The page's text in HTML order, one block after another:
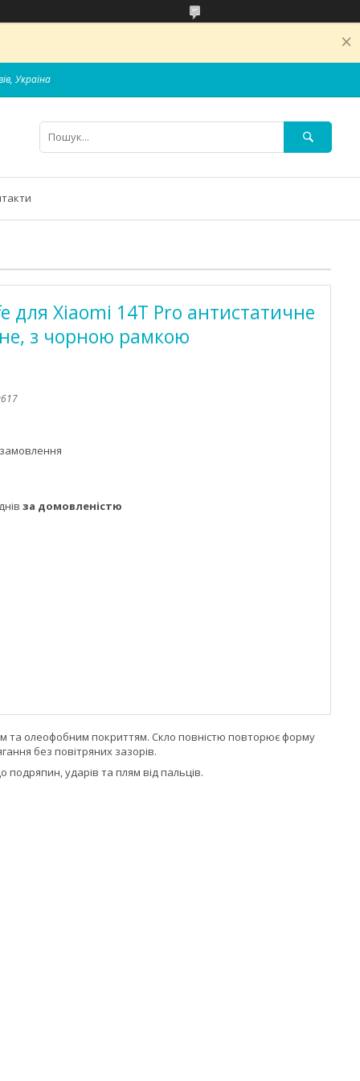
Україна
для Xiaomi 14T Pro антистатичне
з чорною рамкою
за домовленістю
та олеофобним покриттям. Скло повністю повторює форму
без повітряних зазорів.
подряпин, ударів та плям від пальців.